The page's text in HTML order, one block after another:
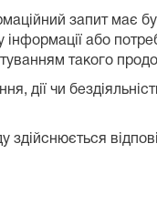
запит має
або
такого
дії чи
здійснюється